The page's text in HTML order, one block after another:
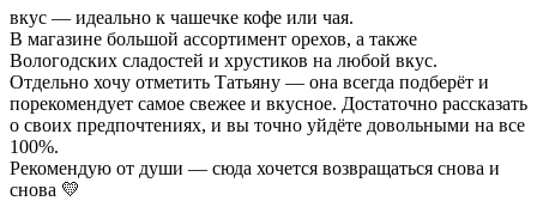
вкус — идеально к чашечке кофе или чая.
В магазине большой ассортимент орехов, а также
Вологодских сладостей и хрустиков на любой вкус.
Отдельно хочу отметить Татьяну — она всегда подберёт и
порекомендует самое свежее и вкусное. Достаточно рассказать
о своих предпочтениях, и вы точно уйдёте довольными на все
100%.
Рекомендую от души — сюда хочется возвращаться снова и
снова 💛